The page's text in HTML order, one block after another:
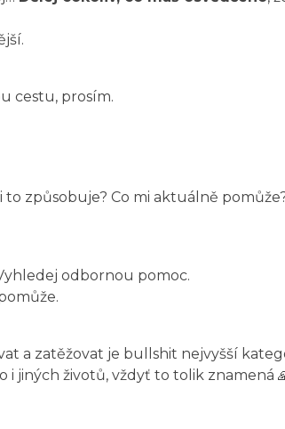
cestu, prosím.
to způsobuje? Co mi aktuálně
odbornou pomoc.
a zatěžovat je bullshit nejvyšší
i jiných životů, vždyť to tolik znamená